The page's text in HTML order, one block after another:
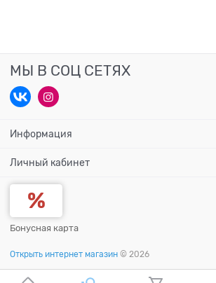
МЫ В СОЦ СЕТЯХ
Информация
Личный кабинет
Бонусная карта
Открыть интернет магазин © 2026